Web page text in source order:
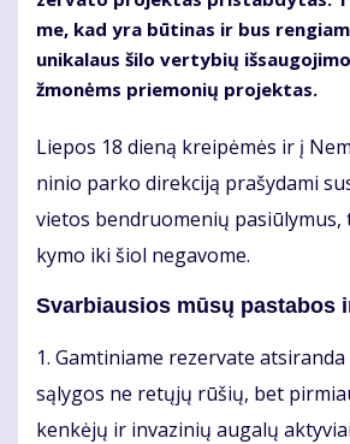
me, kad yra bū­ti­nas ir bus
uni­ka­laus ši­lo ver­ty­bių
žmo­nėms prie­mo­nių pro­jek­tas.
Lie­pos 18 die­ną krei­pė­mės ir į
ni­nio par­ko di­rek­ci­ją pra­šy­da­mi
vie­tos ben­druo­me­nių
ky­mo iki šiol ne­ga­vo­me.
Svarbiausios mū­sų pa­sta­bos
1. Gam­ti­nia­me re­zer­va­te
są­ly­gos ne re­tų­jų rū­šių, bet
ken­kė­jų ir in­va­zi­nių au­ga­lų